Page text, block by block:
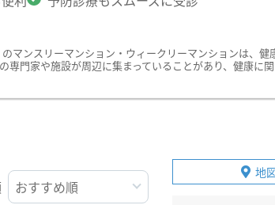
マンスリーマンション・ウィークリーマンションは、健
門家や施設が周辺に集まっていることがあり、健康に
地